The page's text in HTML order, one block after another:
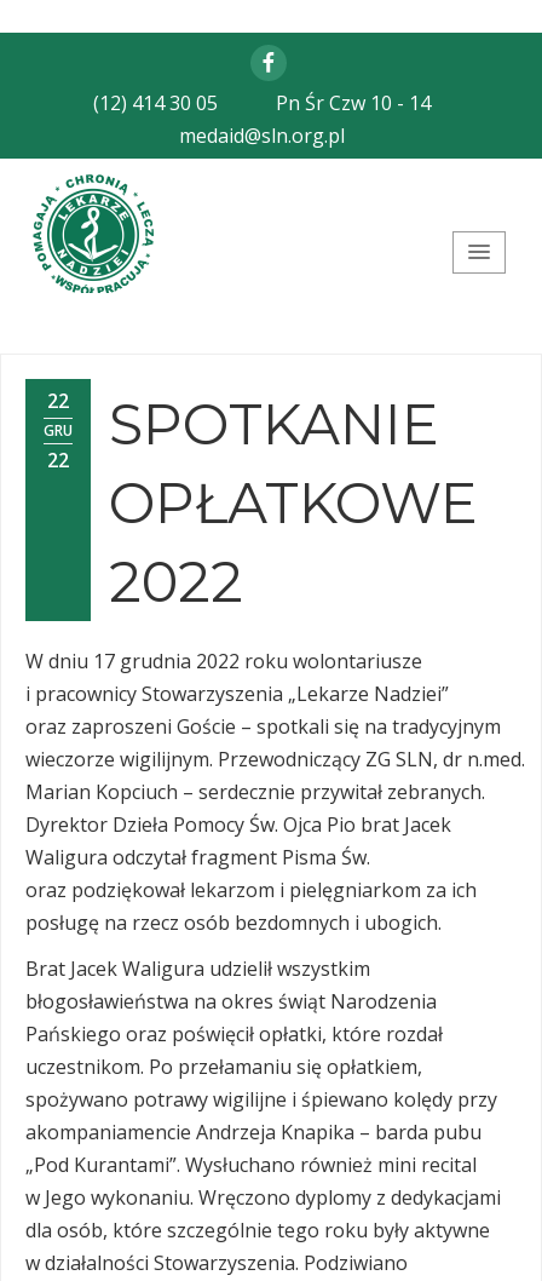
Facebook
(12) 414 30 05
Pn Śr Czw 10 - 14
medaid@sln.org.pl
22
GRU
22
SPOTKANIE
OPŁATKOWE
2022
W dniu 17 grudnia 2022 roku wolontariusze
i pracownicy Stowarzyszenia „Lekarze Nadziei”
oraz zaproszeni Goście – spotkali się na tradycyjnym
wieczorze wigilijnym. Przewodniczący ZG SLN, dr n.med.
Marian Kopciuch – serdecznie przywitał zebranych.
Dyrektor Dzieła Pomocy Św. Ojca Pio brat Jacek
Waligura odczytał fragment Pisma Św.
oraz podziękował lekarzom i pielęgniarkom za ich
posługę na rzecz osób bezdomnych i ubogich.
Brat Jacek Waligura udzielił wszystkim
błogosławieństwa na okres świąt Narodzenia
Pańskiego oraz poświęcił opłatki, które rozdał
uczestnikom. Po przełamaniu się opłatkiem,
spożywano potrawy wigilijne i śpiewano kolędy przy
akompaniamencie Andrzeja Knapika – barda pubu
„Pod Kurantami”. Wysłuchano również mini recital
w Jego wykonaniu. Wręczono dyplomy z dedykacjami
dla osób, które szczególnie tego roku były aktywne
w działalności Stowarzyszenia. Podziwiano